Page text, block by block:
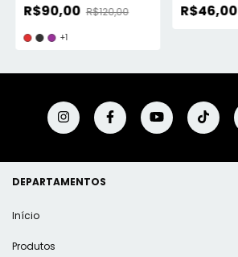
R$90,00 R$120,00
+1
R$46,00
DEPARTAMENTOS
Início
Produtos